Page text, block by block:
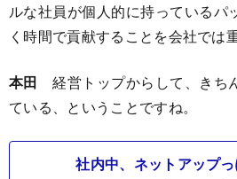
ルな社員が個人的に持っているパ
く時間で貢献することを会社では
本田
経営トップからして、きち
ている、ということですね。
社内中、ネットアップ